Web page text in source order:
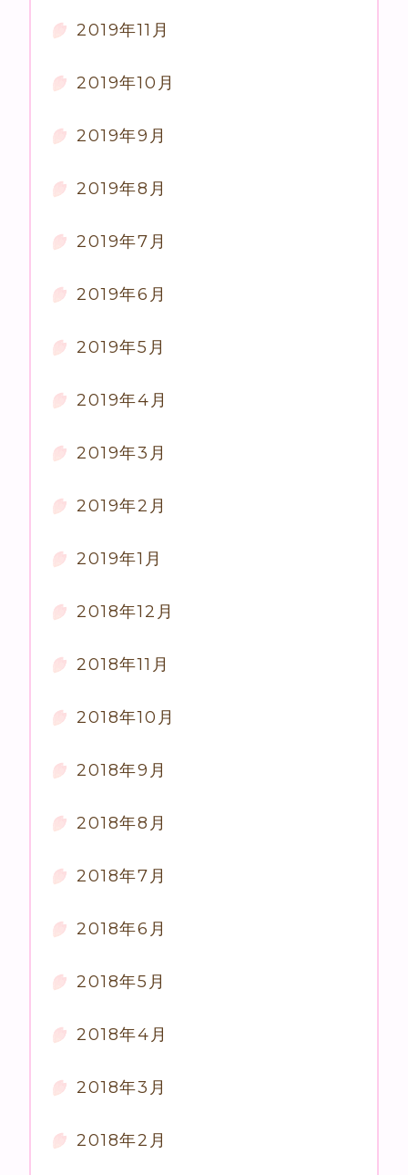
2019年11月
2019年10月
2019年9月
2019年8月
2019年7月
2019年6月
2019年5月
2019年4月
2019年3月
2019年2月
2019年1月
2018年12月
2018年11月
2018年10月
2018年9月
2018年8月
2018年7月
2018年6月
2018年5月
2018年4月
2018年3月
2018年2月